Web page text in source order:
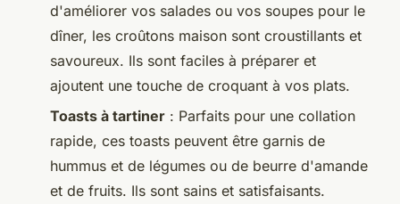
d'améliorer vos salades ou vos soupes pour le
dîner, les croûtons maison sont croustillants et
savoureux. Ils sont faciles à préparer et
ajoutent une touche de croquant à vos plats.
Toasts à tartiner : Parfaits pour une collation
rapide, ces toasts peuvent être garnis de
hummus et de légumes ou de beurre d'amande
et de fruits. Ils sont sains et satisfaisants.